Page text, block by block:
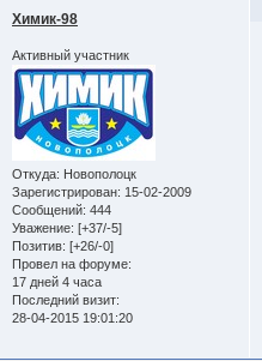
Химик-98
Активный участник
Откуда: Новополоцк
Зарегистрирован: 15-02-2009
Сообщений: 444
Уважение: [+37/-5]
Позитив: [+26/-0]
Провел на форуме:
17 дней 4 часа
Последний визит:
28-04-2015 19:01:20